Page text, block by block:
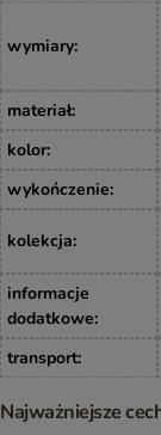
wymiary:
materiał:
kolor:
wykończenie:
kolekcja:
informacje
dodatkowe:
transport:
Najważniejsze